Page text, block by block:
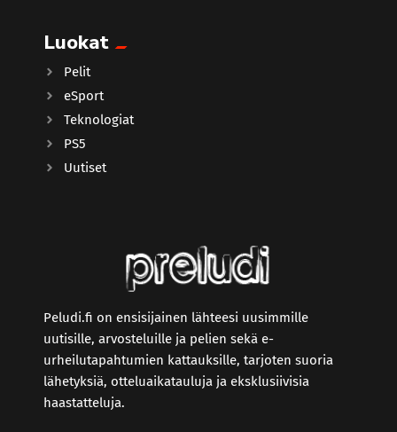
Luokat
Pelit
eSport
Teknologiat
PS5
Uutiset
Peludi.fi on ensisijainen lähteesi uusimmille
uutisille, arvosteluille ja pelien sekä e-
urheilutapahtumien kattauksille, tarjoten suoria
lähetyksiä, otteluaikatauluja ja eksklusiivisia
haastatteluja.